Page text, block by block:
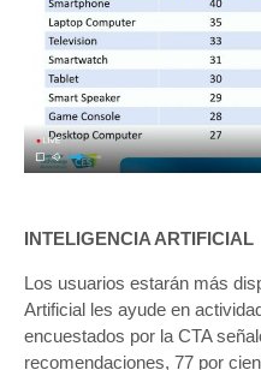
INTELIGENCIA ARTIFICIAL
Los usuarios estarán más
Artificial les ayude en
encuestados por la CTA
recomendaciones, 77 por